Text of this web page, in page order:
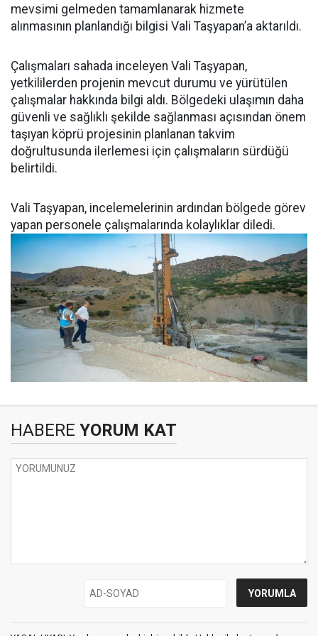
mevsimi gelmeden tamamlanarak hizmete
alınmasının planlandığı bilgisi Vali Taşyapan’a aktarıldı.
Çalışmaları sahada inceleyen Vali Taşyapan,
yetkililerden projenin mevcut durumu ve yürütülen
çalışmalar hakkında bilgi aldı. Bölgedeki ulaşımın daha
güvenli ve sağlıklı şekilde sağlanması açısından önem
taşıyan köprü projesinin planlanan takvim
doğrultusunda ilerlemesi için çalışmaların sürdüğü
belirtildi.
Vali Taşyapan, incelemelerinin ardından bölgede görev
yapan personele çalışmalarında kolaylıklar diledi.
HABERE YORUM KAT